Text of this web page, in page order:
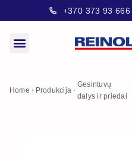
+370 373 93 666
Home Produkcija
Gesintuvų
dalys ir priedai